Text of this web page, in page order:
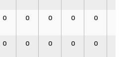
0 0 0 0 0
0 0 0 0 0